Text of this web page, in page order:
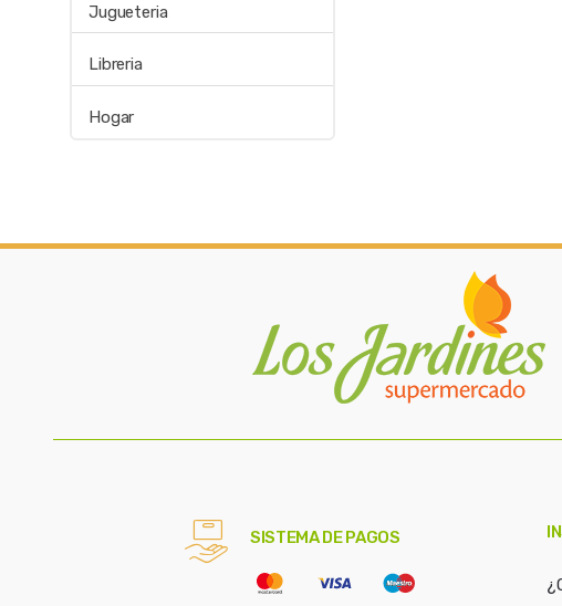
Jugueteria
Libreria
Hogar
SISTEMA DE PAGOS